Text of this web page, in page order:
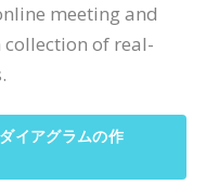
meeting and
of real-
イアグラムの作